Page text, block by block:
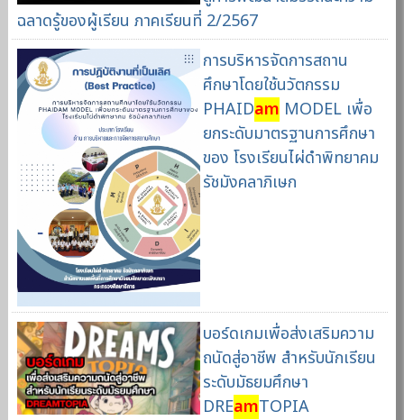
ฉลาดรู้ของผู้เรียน ภาคเรียนที่ 2/2567
การบริหารจัดการสถาน
ศึกษาโดยใช้นวัตกรรม
PHAIDam MODEL เพื่อ
ยกระดับมาตรฐานการศึกษา
ของ โรงเรียนไผ่ดําพิทยาคม
รัชมังคลาภิเษก
บอร์ดเกมเพื่อส่งเสริมความ
ถนัดสู่อาชีพ สำหรับนักเรียน
ระดับมัธยมศึกษา
DREamTOPIA